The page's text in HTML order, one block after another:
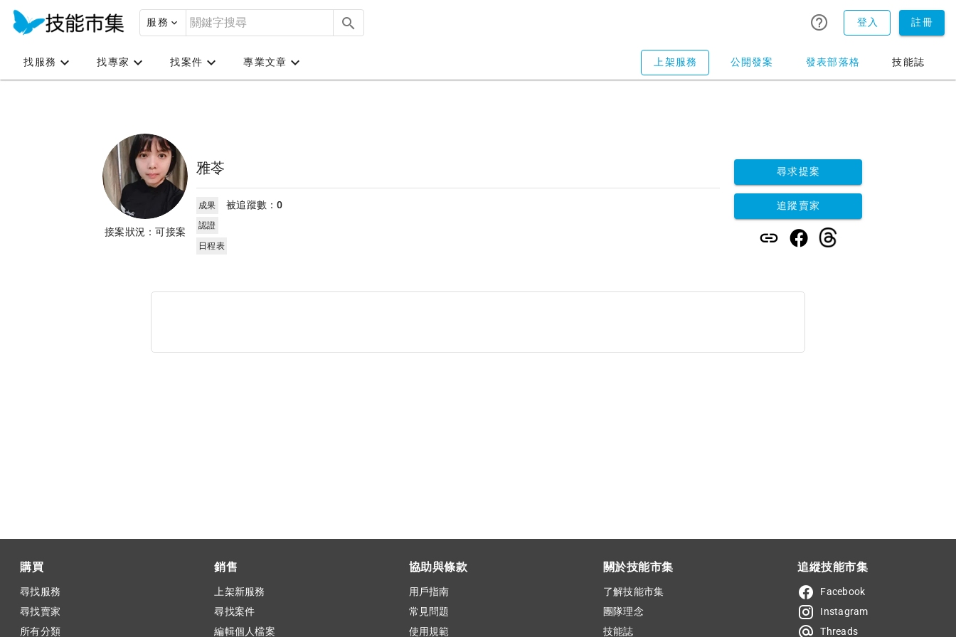
服務 登入 註冊
找服務 找專家 找案件 專業文章 上架服務 公開發案 發表部落格 技能誌
接案狀況：可接案
雅苓
成果 被追蹤數：0
認證
日程表
尋求提案
追蹤賣家
購買
尋找服務
尋找賣家
所有分類
銷售
上架新服務
尋找案件
編輯個人檔案
協助與條款
用戶指南
常見問題
使用規範
關於技能市集
了解技能市集
團隊理念
技能誌
追縱技能市集
Facebook
Instagram
Threads